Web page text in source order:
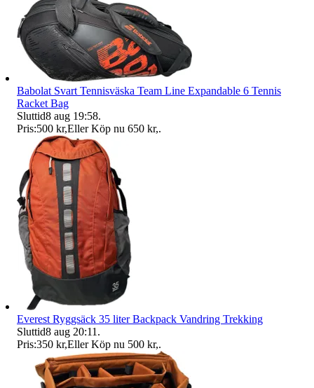
Babolat Svart Tennisväska Team Line Expandable 6 Tennis
Racket Bag
Sluttid8 aug 19:58.
Pris:500 kr,Eller Köp nu 650 kr,.
Everest Ryggsäck 35 liter Backpack Vandring Trekking
Sluttid8 aug 20:11 .
Pris:350 kr,Eller Köp nu 500 kr,.